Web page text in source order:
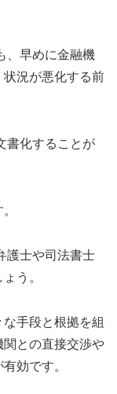
、早めに金融機
況が悪化する前
書化することが
護士や司法書士
う。
手段と根拠を組
との直接交渉や
効です。